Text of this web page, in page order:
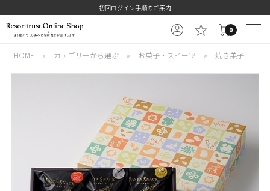
初回ログイン手順のご案内
0
HOME » カテゴリーから選ぶ » お菓子・スイーツ » 焼き菓子